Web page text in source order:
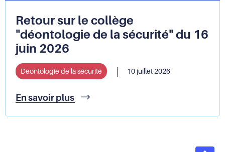
recommande
une
réforme
juridique
Retour sur le collège
"déontologie de la sécurité" du 16
juin 2026
Déontologie de la sécurité 10 juillet 2026
En savoir plus
Retour
le